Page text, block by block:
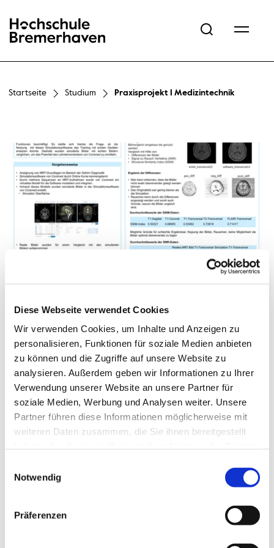
Diese Webseite verwendet Cookies
Wir verwenden Cookies, um Inhalte und Anzeigen zu
personalisieren, Funktionen für soziale Medien anbieten
zu können und die Zugriffe auf unsere Website zu
analysieren. Außerdem geben wir Informationen zu Ihrer
Verwendung unserer Website an unsere Partner für
soziale Medien, Werbung und Analysen weiter. Unsere
Partner führen diese Informationen möglicherweise mit
weiteren Daten zusammen, die Sie ihnen bereitgestellt
Notwendig
Präferenzen
Hochschule Bremerhaven
Startseite Studium Praxisprojekt I Medizintechnik
© Hochschule Bremerhaven / Klaus Eickel
MRT-Simulator (Projektarbeit)
Betreuung: Prof. Dr. Klaus Eickel
Das Modul Wissenschaftliches Praxisprojekt ermöglicht
projektbasierte Teamarbeit über ein Semester. Ein Team
von Studierenden widmete sich der "Validierung einer
Simulationssoftware für MRT und Ermittlung des Potenzials
Diagnosesysteme der modernen Medizintechnik dar.
eine realitätsnahe Darstellung echter MRT-Messungen
jedoch mit wesentlich mehr Freiheitsgraden im Bezug auf